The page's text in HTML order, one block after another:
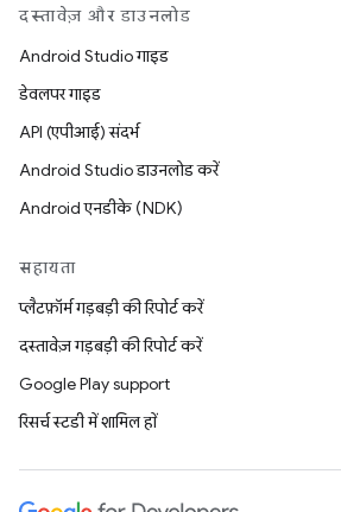
दस्तावेज़ और डाउनलोड
Android Studio गाइड
डेवलपर गाइड
API (एपीआई) संदर्भ
Android Studio डाउनलोड करें
Android एनडीके (NDK)
सहायता
प्लैटफ़ॉर्म गड़बड़ी की रिपोर्ट करें
दस्तावेज़ गड़बड़ी की रिपोर्ट करें
Google Play support
रिसर्च स्टडी में शामिल हों